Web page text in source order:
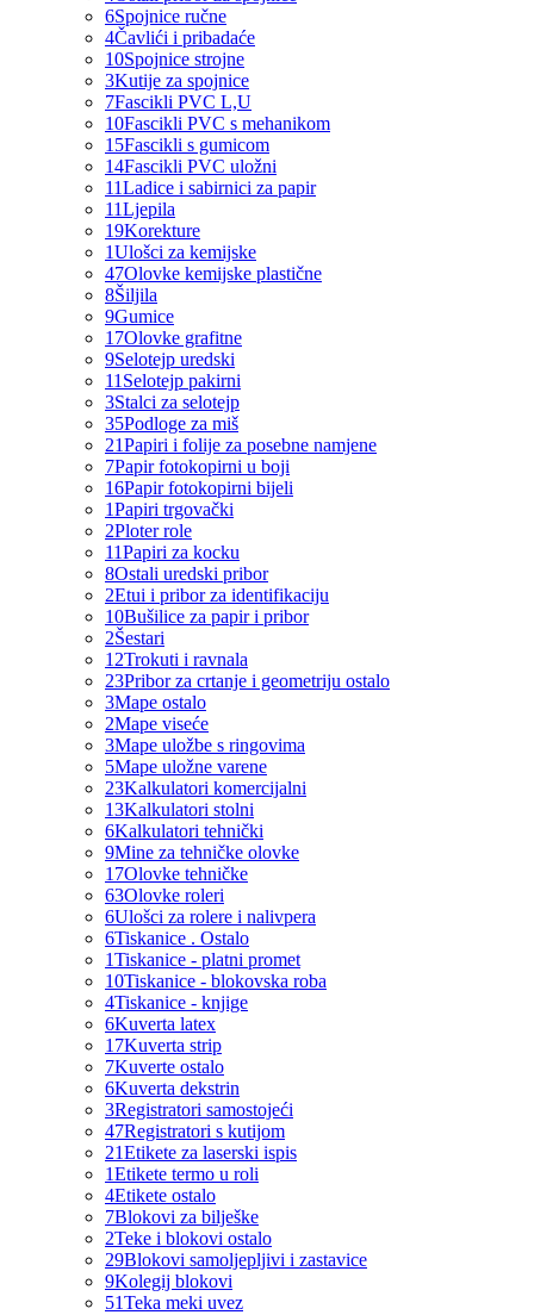
6Spojnice ručne
4Čavlići i pribadaće
10Spojnice strojne
3Kutije za spojnice
7Fascikli PVC L,U
10Fascikli PVC s mehanikom
15Fascikli s gumicom
14Fascikli PVC uložni
11Ladice i sabirnici za papir
11Ljepila
19Korekture
1Ulošci za kemijske
47Olovke kemijske plastične
8Šiljila
9Gumice
17Olovke grafitne
9Selotejp uredski
11 Selotejp pakirni
3Stalci za selotejp
35Podloge za miš
21Papiri i folije za posebne namjene
7Papir fotokopirni u boji
16Papir fotokopirni bijeli
1Papiri trgovački
2Ploter role
11Papiri za kocku
8Ostali uredski pribor
2Etui i pribor za identifikaciju
10Bušilice za papir i pribor
2Šestari
12Trokuti i ravnala
23Pribor za crtanje i geometriju ostalo
3Mape ostalo
2Mape viseće
3Mape uložbe s ringovima
5Mape uložne varene
23Kalkulatori komercijalni
13Kalkulatori stolni
6Kalkulatori tehnički
9Mine za tehničke olovke
17Olovke tehničke
63Olovke roleri
6Ulošci za rolere i nalivpera
6Tiskanice . Ostalo
1Tiskanice - platni promet
10Tiskanice - blokovska roba
4Tiskanice - knjige
6Kuverta latex
17Kuverta strip
7Kuverte ostalo
6Kuverta dekstrin
3Registratori samostojeći
47Registratori s kutijom
21Etikete za laserski ispis
1Etikete termo u roli
4Etikete ostalo
7Blokovi za bilješke
2Teke i blokovi ostalo
29Blokovi samoljepljivi i zastavice
9Kolegij blokovi
51Teka meki uvez